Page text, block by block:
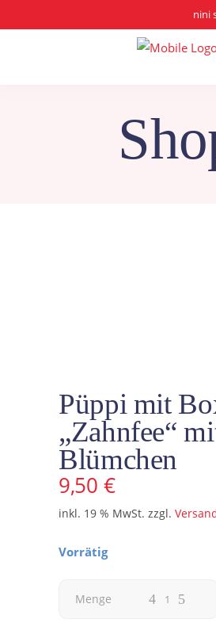
nini
Püppi mit
„Zahnfee“
Blümchen
9,50 €
inkl. 19 % MwSt. zzgl.
Vorrätig
Püppi
Menge